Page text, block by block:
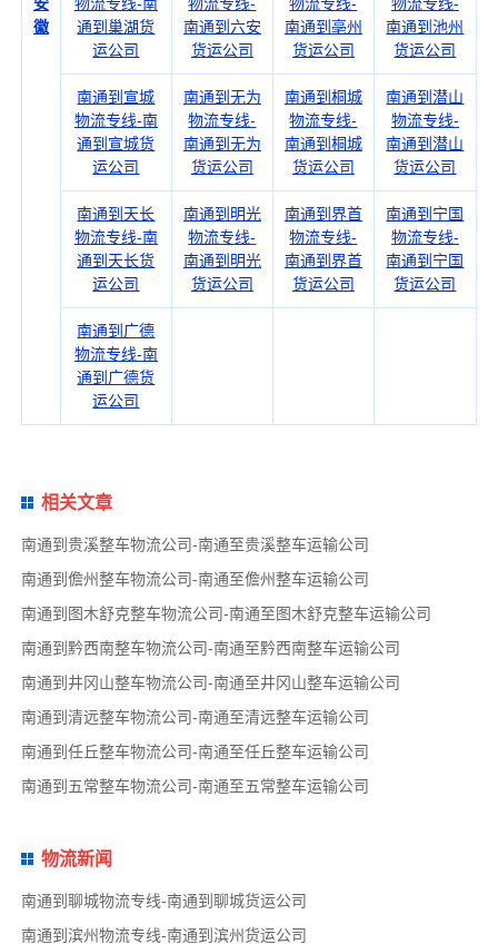
徽
通到巢湖货
运公司
南通到六安
货运公司
南通到亳州
货运公司
南通到池州
货运公司
南通到宣城
物流专线-南
通到宣城货
运公司
南通到无为
物流专线-
南通到无为
货运公司
南通到桐城
物流专线-
南通到桐城
货运公司
南通到潜山
物流专线-
南通到潜山
货运公司
南通到天长
物流专线-南
通到天长货
运公司
南通到明光
物流专线-
南通到明光
货运公司
南通到界首
物流专线-
南通到界首
货运公司
南通到宁国
物流专线-
南通到宁国
货运公司
南通到广德
物流专线-南
通到广德货
运公司
相关文章
南通到贵溪整车物流公司-南通至贵溪整车运输公司
南通到儋州整车物流公司-南通至儋州整车运输公司
南通到图木舒克整车物流公司-南通至图木舒克整车运输公司
南通到黔西南整车物流公司-南通至黔西南整车运输公司
南通到井冈山整车物流公司-南通至井冈山整车运输公司
南通到清远整车物流公司-南通至清远整车运输公司
南通到任丘整车物流公司-南通至任丘整车运输公司
南通到五常整车物流公司-南通至五常整车运输公司
物流新闻
南通到聊城物流专线-南通到聊城货运公司
南通到滨州物流专线-南通到滨州货运公司